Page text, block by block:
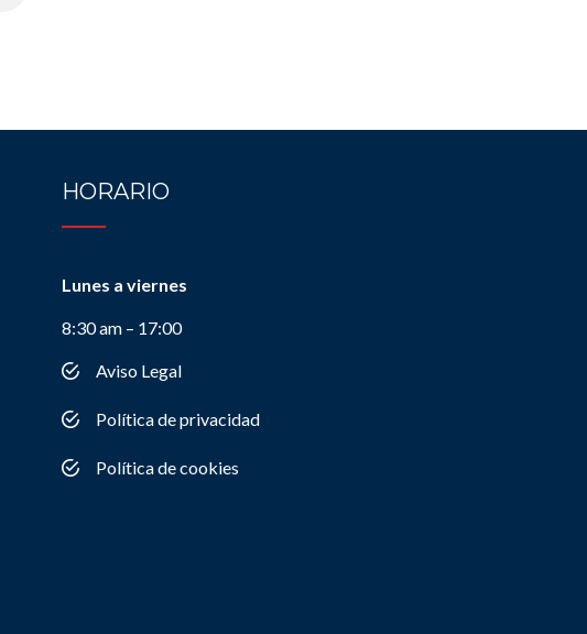
HORARIO
Lunes a viernes
8:30 am – 17:00
Aviso Legal
Política de privacidad
Política de cookies